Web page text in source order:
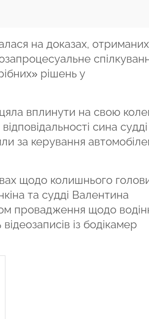
на доказах, отриманих
рішень у
вплинути на свою
сина судді
за керування
щодо колишнього
та судді Валентина
провадження щодо
із бодікамер